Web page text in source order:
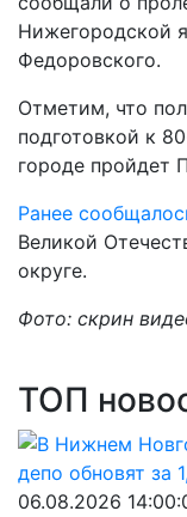
Нижегородской
Федоровского.
Отметим, что
подготовкой к
городе пройдет
Ранее
Великой
округе.
Фото: скрин
ТОП
06.08.2026